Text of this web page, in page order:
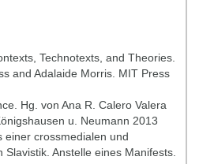
Technotexts, and Theories.‎
and Adalaide Morris. MIT Press
Hg. von Ana R. Calero Valera
u. Neumann 2013
einer crossmedialen und
Anstelle eines Manifests.